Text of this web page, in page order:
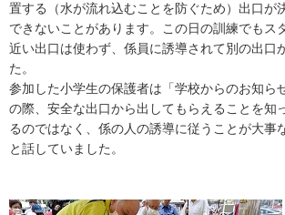
置する（水が流れ込むことを防ぐため）出口が
できないことがあります。この日の訓練でもス
近い出口は使わず、係員に誘導されて別の出口
た。
参加した小学生の保護者は「学校からのお知ら
の際、安全な出口から出してもらえることを知
るのではなく、係の人の誘導に従うことが大事
と話していました。